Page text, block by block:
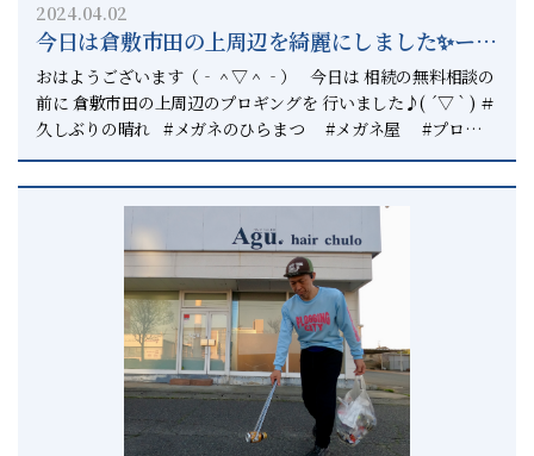
2024.04.02
今日は倉敷市田の上周辺を綺麗にしました✨ー倉
敷と総社で遺言書作成の相談は相続円満相談室
へー
おはようございます（‐＾▽＾‐） 今日は 相続の無料相談の
前に 倉敷市田の上周辺のプロギングを 行いました♪( ´▽｀) ＃
久しぶりの晴れ #メガネのひらまつ #メガネ屋 #プロギン
グ #プロギングシティ #plogging #ploggingcity #プロ
ギング倉敷 #倉敷 #正直不動産 #相続円満相談室 #上
級相続診断士 #相続診断士 #いつでもピリカ プロギングの語
を合わせた言葉になります。 この活動は誰でも出来る ボラン
ティア活動です。 家でゴミは拾うことを 家の外でもゴミを拾
うだけです。 あなたの街はあなたが綺麗にする そうすること
であなたの心も 綺麗になることを感じるでしょう。 ボランテ
ィアは日常の中にあります。 お年寄りが階段を重そうな荷物
そういった世の中を作りたいと思っています。 そんなの綺麗